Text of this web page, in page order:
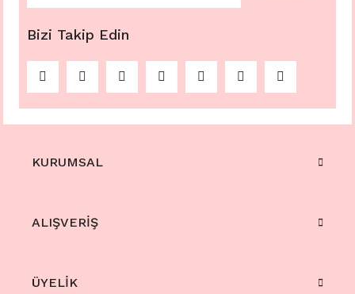
Bizi Takip Edin
KURUMSAL
ALIŞVERİŞ
ÜYELİK